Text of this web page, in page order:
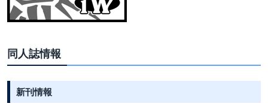
同人誌情報
新刊情報